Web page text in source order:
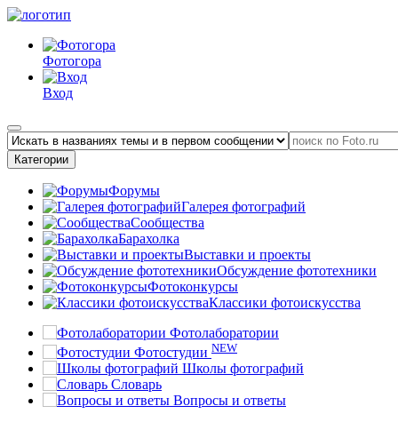
Фотогора
Вход
Категории
Форумы
Галерея фотографий
Сообщества
Барахолка
Выставки и проекты
Обсуждение фототехники
Фотоконкурсы
Классики фотоискусства
Фотолаборатории
Фотостудии NEW
Школы фотографий
Словарь
Вопросы и ответы